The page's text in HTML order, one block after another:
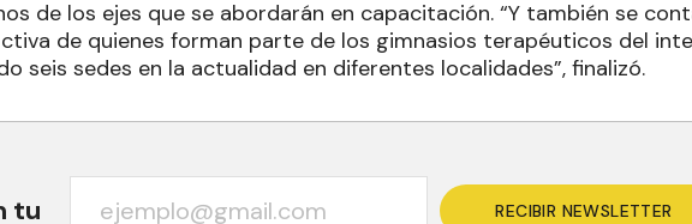
de los ejes que se abordarán en capacitación. “Y también se
de quienes forman parte de los gimnasios terapéuticos del
seis sedes en la actualidad en diferentes localidades”, finalizó.
tu RECIBIR NEWSLETTER